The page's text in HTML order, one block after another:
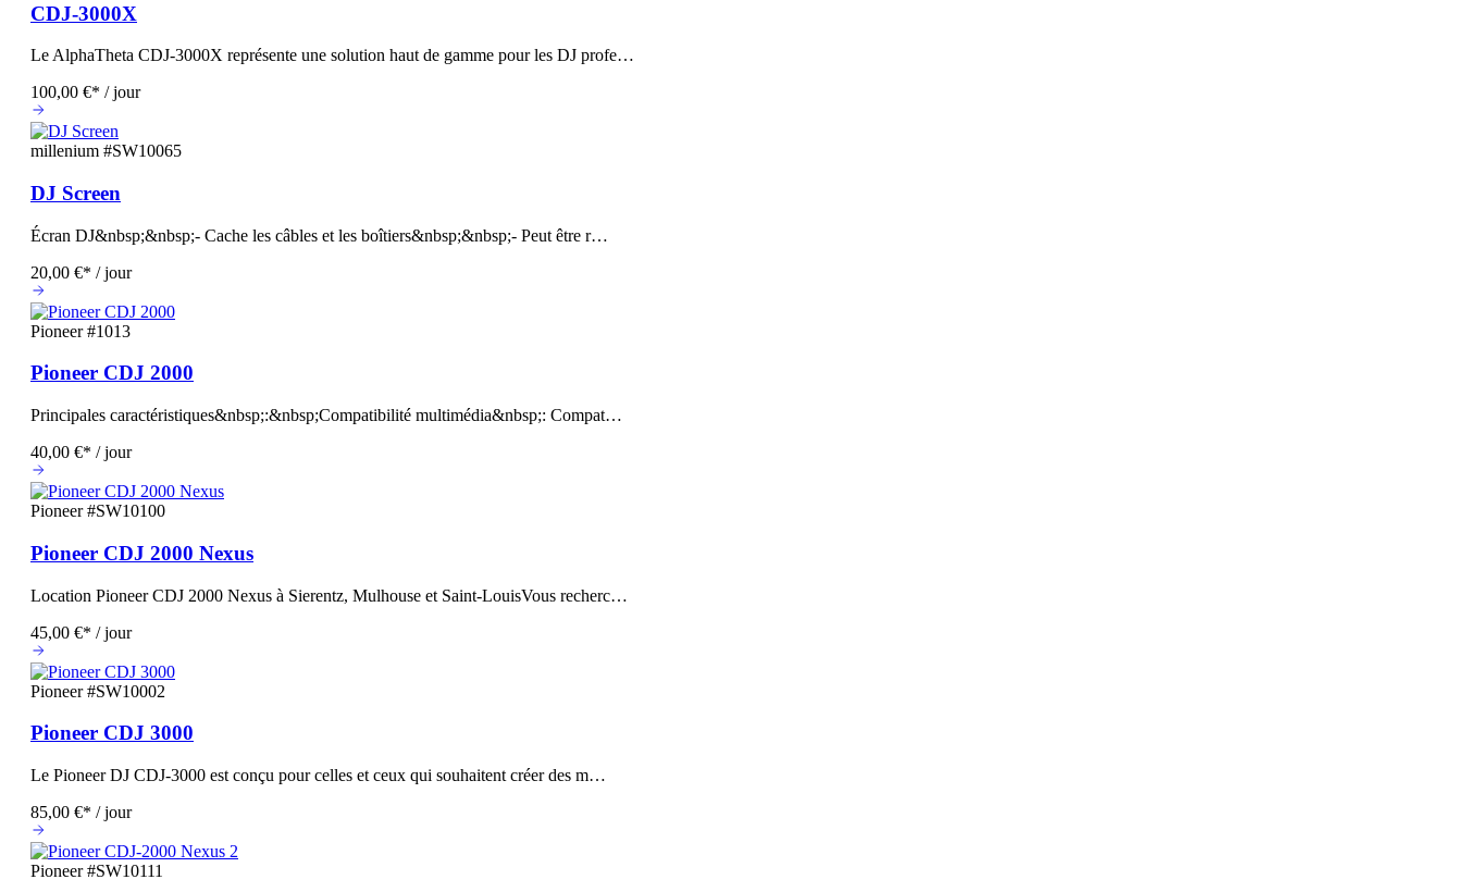
CDJ-3000X
Le AlphaTheta CDJ-3000X représente une solution haut de gamme pour les DJ profe…
100,00 €* / jour
millenium #SW10065
DJ Screen
Écran DJ&nbsp;&nbsp;- Cache les câbles et les boîtiers&nbsp;&nbsp;- Peut être r…
20,00 €* / jour
Pioneer #1013
Pioneer CDJ 2000
Principales caractéristiques&nbsp;:&nbsp;Compatibilité multimédia&nbsp;: Compat…
40,00 €* / jour
Pioneer #SW10100
Pioneer CDJ 2000 Nexus
Location Pioneer CDJ 2000 Nexus à Sierentz, Mulhouse et Saint-LouisVous recherc…
45,00 €* / jour
Pioneer #SW10002
Pioneer CDJ 3000
Le Pioneer DJ CDJ-3000 est conçu pour celles et ceux qui souhaitent créer des m…
85,00 €* / jour
Pioneer #SW10111